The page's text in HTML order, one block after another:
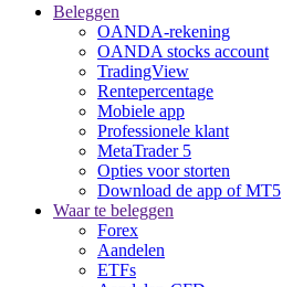
Beleggen
OANDA-rekening
OANDA stocks account
TradingView
Rentepercentage
Mobiele app
Professionele klant
MetaTrader 5
Opties voor storten
Download de app of MT5
Waar te beleggen
Forex
Aandelen
ETFs